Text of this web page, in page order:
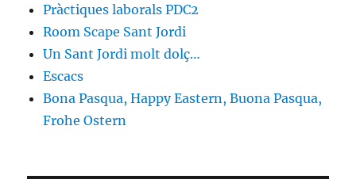
Pràctiques laborals PDC2
Room Scape Sant Jordi
Un Sant Jordi molt dolç…
Escacs
Bona Pasqua, Happy Eastern, Buona Pasqua,
Frohe Ostern